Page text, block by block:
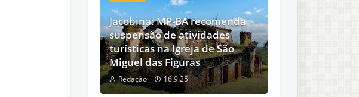
Jacobina: MP-BA recomenda
suspensão de atividades
turísticas na Igreja de São
Miguel das Figuras
Redação 16.9.25